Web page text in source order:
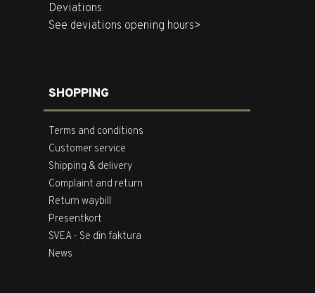
Deviations:
See deviations opening hours>
SHOPPING
Terms and conditions
Customer service
Shipping & delivery
Complaint and return
Return waybill
Presentkort
SVEA - Se din faktura
News